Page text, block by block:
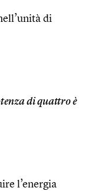
di
di quattro è
l’energia